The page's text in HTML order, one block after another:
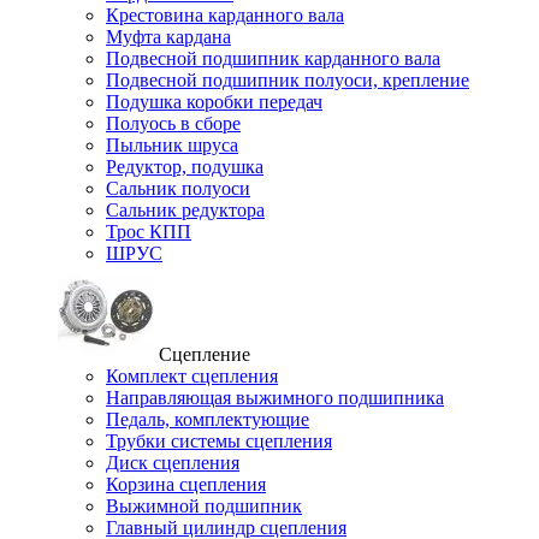
Крестовина карданного вала
Муфта кардана
Подвесной подшипник карданного вала
Подвесной подшипник полуоси, крепление
Подушка коробки передач
Полуось в сборе
Пыльник шруса
Редуктор, подушка
Сальник полуоси
Сальник редуктора
Трос КПП
ШРУС
Сцепление
Комплект сцепления
Направляющая выжимного подшипника
Педаль, комплектующие
Трубки системы сцепления
Диск сцепления
Корзина сцепления
Выжимной подшипник
Главный цилиндр сцепления